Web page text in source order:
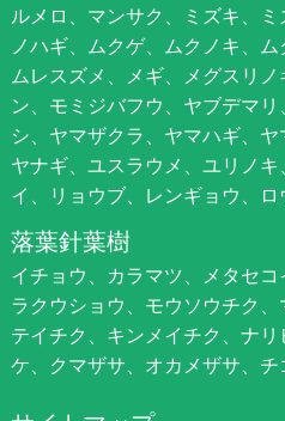
ルメロ、マンサク、ミズキ、
ノハギ、ムクゲ、ムクノキ、ム
ムレスズメ、メギ、メグスリ
ン、モミジバフウ、ヤブデマ
シ、ヤマザクラ、ヤマハギ、
ヤナギ、ユスラウメ、ユリノ
イ、リョウブ、レンギョウ、ロ
落葉針葉樹
イチョウ、カラマツ、メタセコ
ラクウショウ、モウソウチク
テイチク、キンメイチク、ナ
ケ、クマザサ、オカメザサ、